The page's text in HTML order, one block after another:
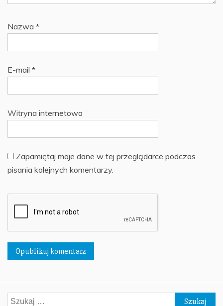
Nazwa *
E-mail *
Witryna internetowa
Zapamiętaj moje dane w tej przeglądarce podczas
pisania kolejnych komentarzy.
Szukaj: